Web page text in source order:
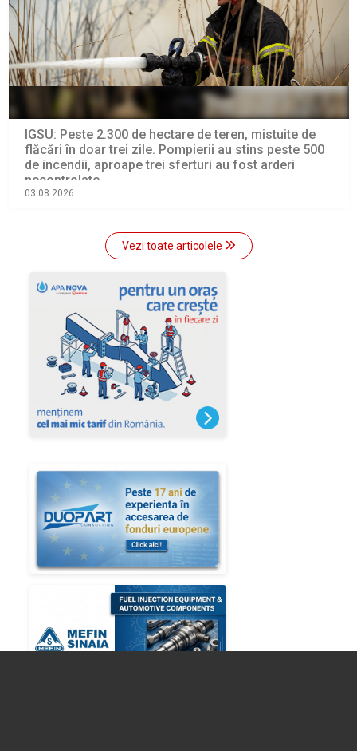
IGSU: Peste 2.300 de hectare de teren, mistuite de
flăcări în doar trei zile. Pompierii au stins peste 500
de incendii, aproape trei sferturi au fost arderi
necontrolate
03.08.2026
Vezi toate articolele